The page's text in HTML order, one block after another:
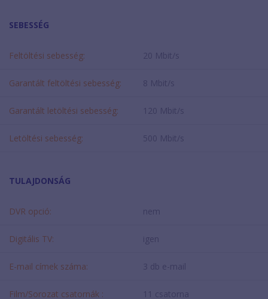
SEBESSÉG
Feltöltési sebesség: 20 Mbit/s
Garantált feltöltési sebesség: 8 Mbit/s
Garantált letöltési sebesség: 120 Mbit/s
Letöltési sebesség: 500 Mbit/s
TULAJDONSÁG
DVR opció: nem
Digitális TV: igen
E-mail címek száma: 3 db e-mail
Film/Sorozat csatornák : 11 csatorna